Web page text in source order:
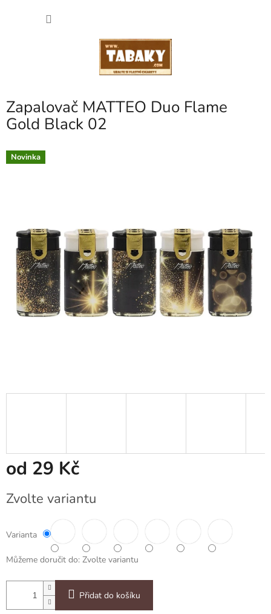
Zapalovač MATTEO Duo Flame
Gold Black 02
Novinka
od 29 Kč
cena:
Zvolte variantu
Varianta
Můžeme doručit do: Zvolte variantu
Přidat do košíku